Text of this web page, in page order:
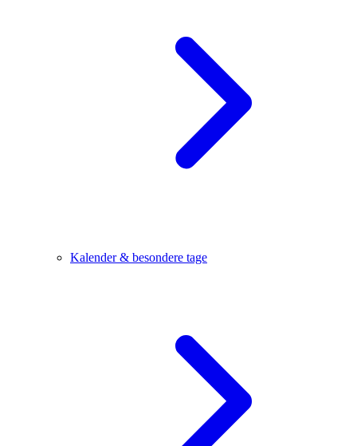
Kalender & besondere tage